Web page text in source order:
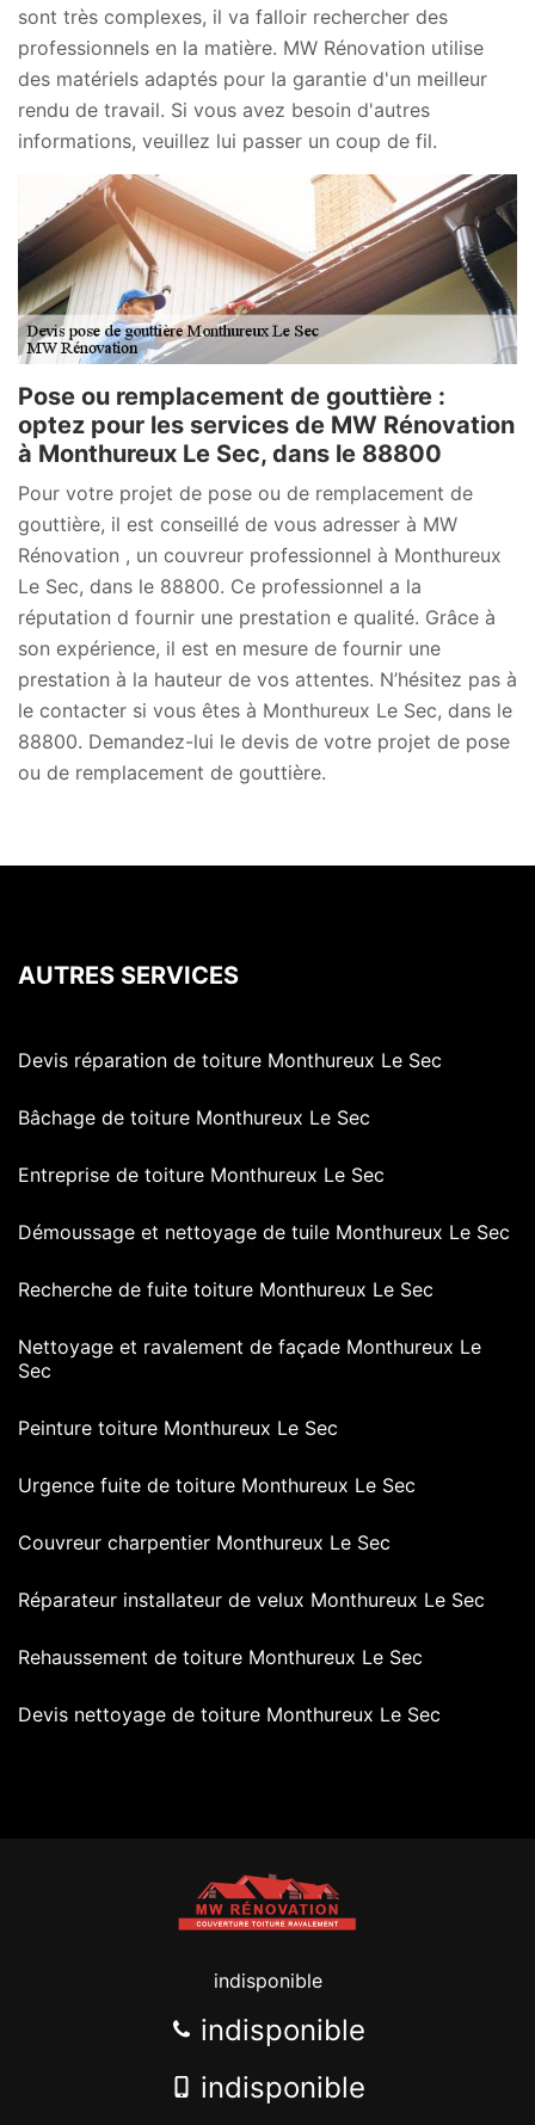
sont très complexes, il va falloir rechercher des
professionnels en la matière. MW Rénovation utilise
des matériels adaptés pour la garantie d'un meilleur
rendu de travail. Si vous avez besoin d'autres
informations, veuillez lui passer un coup de fil.
Pose ou remplacement de gouttière :
optez pour les services de MW Rénovation
à Monthureux Le Sec, dans le 88800
Pour votre projet de pose ou de remplacement de
gouttière, il est conseillé de vous adresser à MW
Rénovation , un couvreur professionnel à Monthureux
Le Sec, dans le 88800. Ce professionnel a la
réputation d fournir une prestation e qualité. Grâce à
son expérience, il est en mesure de fournir une
prestation à la hauteur de vos attentes. N’hésitez pas à
le contacter si vous êtes à Monthureux Le Sec, dans le
88800. Demandez-lui le devis de votre projet de pose
ou de remplacement de gouttière.
AUTRES SERVICES
Devis réparation de toiture Monthureux Le Sec
Bâchage de toiture Monthureux Le Sec
Entreprise de toiture Monthureux Le Sec
Démoussage et nettoyage de tuile Monthureux Le Sec
Recherche de fuite toiture Monthureux Le Sec
Nettoyage et ravalement de façade Monthureux Le
Sec
Peinture toiture Monthureux Le Sec
Urgence fuite de toiture Monthureux Le Sec
Couvreur charpentier Monthureux Le Sec
Réparateur installateur de velux Monthureux Le Sec
Rehaussement de toiture Monthureux Le Sec
Devis nettoyage de toiture Monthureux Le Sec
indisponible
indisponible
indisponible